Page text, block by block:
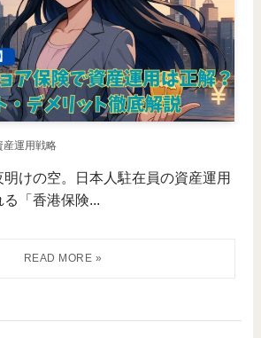
産運用戦略
けの空。日本人駐在員の資産運用
「香港保険...